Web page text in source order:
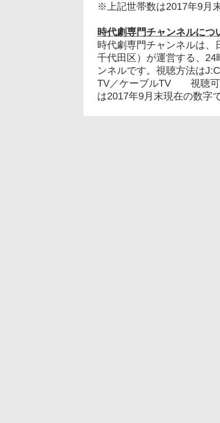
※上記世帯数は2017年9月
時代劇専門チャンネルにつ
時代劇専門チャンネルは、
千代田区）が運営する、
ンネルです。視聴方法は
TV／ケーブルTV 視聴可
は2017年9月末現在の数字